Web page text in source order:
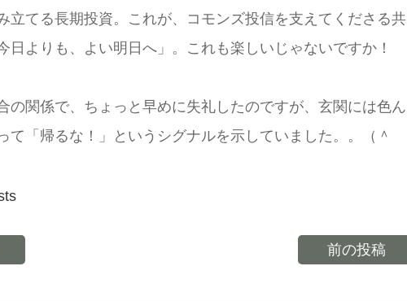
立てる長期投資。これが、コモンズ投信を支えてくださる共
日よりも、よい明日へ」。これも楽しいじゃないですか！
の関係で、ちょっと早めに失礼したのですが、玄関には色ん
て「帰るな！」というシグナルを示していました。。（＾
前の投稿